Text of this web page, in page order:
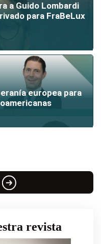
a Guido Lombardi
para FraBeLux
europea para
revista